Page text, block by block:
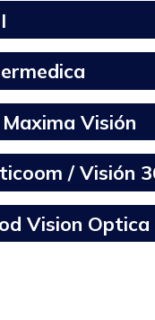
Visión
/ Visión
Vision Optica